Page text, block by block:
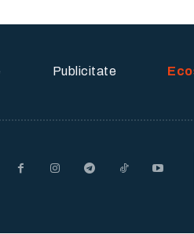
Publicitate